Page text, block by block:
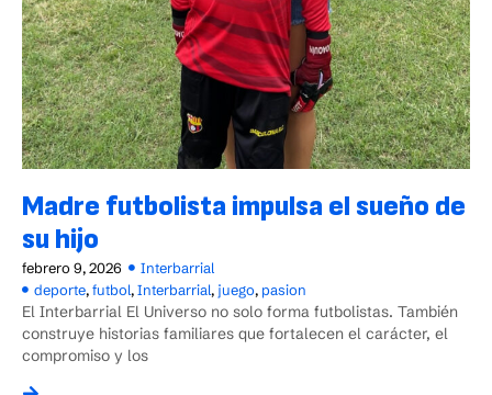
Madre futbolista impulsa el sueño de
su hijo
febrero 9, 2026
Interbarrial
deporte,futbol,Interbarrial, juego, pasion
El Interbarrial El Universo no solo forma futbolistas. También
construye historias familiares que fortalecen el carácter, el
compromiso y los